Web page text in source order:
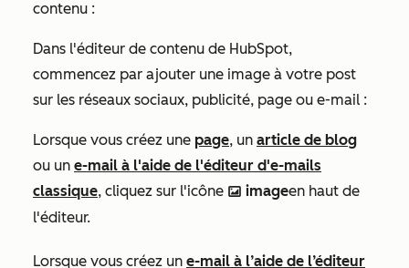
contenu :
Dans l'éditeur de contenu de HubSpot,
commencez par ajouter une image à votre post
sur les réseaux sociaux, publicité, page ou e-mail :
Lorsque vous créez une page, un article de blog
ou un e-mail à l'aide de l'éditeur d'e-mails
classique, cliquez sur l'icône insertImage imageen haut de
l'éditeur.
Lorsque vous créez un e-mail à l’aide de l’éditeur